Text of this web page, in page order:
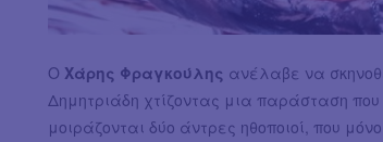
Ο Χάρης Φραγκούλης ανέλαβε να
Δημητριάδη χτίζοντας μια παράσταση
μοιράζονται δύο άντρες ηθοποιοί, που